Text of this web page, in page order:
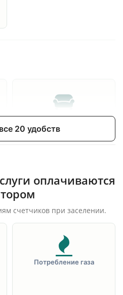
Cофа
20 удобств
оплачиваются
счетчиков при заселении.
Потребление газа